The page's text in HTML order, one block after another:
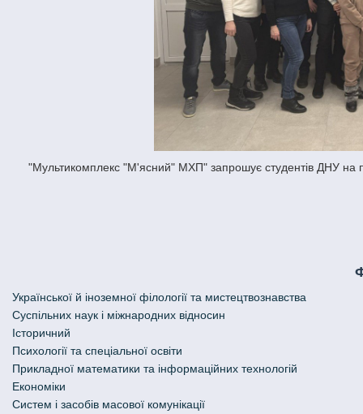
"Мультикомплекс "М'ясний" МХП" запрошує студентів ДНУ на
Української й іноземної філології та мистецтвознавства
Cуспільних наук і міжнародних відносин
Історичний
Психології та спеціальної освіти
Прикладної математики та інформаційних технологій
Економіки
Систем і засобів масової комунікації